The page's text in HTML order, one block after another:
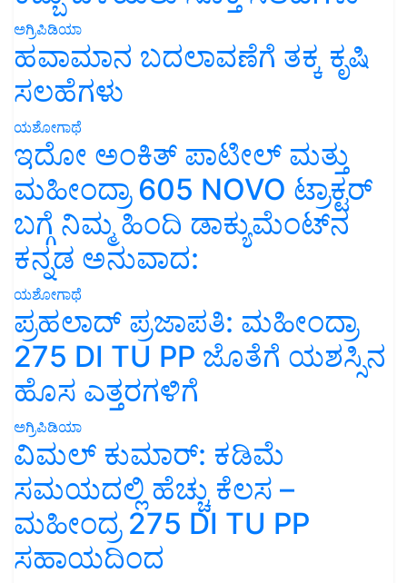
ಅಗ್ರಿಪಿಡಿಯಾ
ಹವಾಮಾನ ಬದಲಾವಣೆಗೆ ತಕ್ಕ ಕೃಷಿ
ಸಲಹೆಗಳು
ಯಶೋಗಾಥೆ
ಇದೋ ಅಂಕಿತ್ ಪಾಟೀಲ್ ಮತ್ತು
ಮಹೀಂದ್ರಾ 605 NOVO ಟ್ರಾಕ್ಟರ್
ಬಗ್ಗೆ ನಿಮ್ಮ ಹಿಂದಿ ಡಾಕ್ಯುಮೆಂಟ್‌ನ
ಕನ್ನಡ ಅನುವಾದ:
ಯಶೋಗಾಥೆ
ಪ್ರಹಲಾದ್ ಪ್ರಜಾಪತಿ: ಮಹೀಂದ್ರಾ
275 DI TU PP ಜೊತೆಗೆ ಯಶಸ್ಸಿನ
ಹೊಸ ಎತ್ತರಗಳಿಗೆ
ಅಗ್ರಿಪಿಡಿಯಾ
ವಿಮಲ್ ಕುಮಾರ್: ಕಡಿಮೆ
ಸಮಯದಲ್ಲಿ ಹೆಚ್ಚು ಕೆಲಸ –
ಮಹೀಂದ್ರ 275 DI TU PP
ಸಹಾಯದಿಂದ